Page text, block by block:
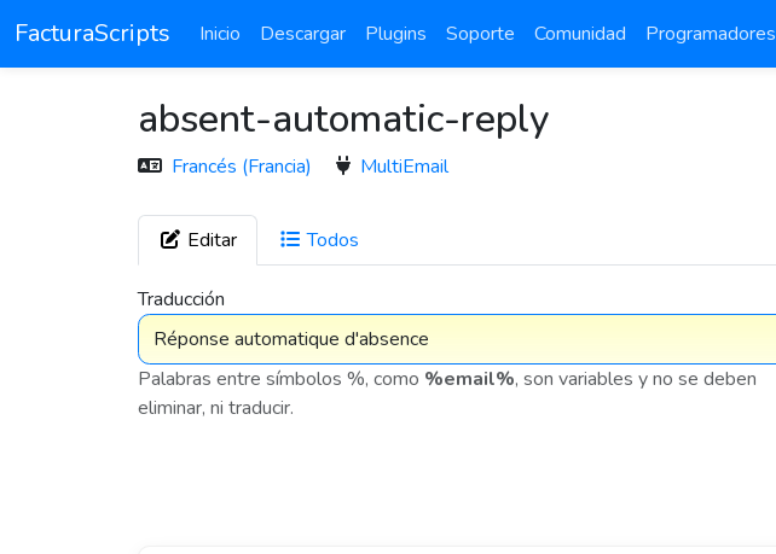
FacturaScripts Inicio Descargar Plugins Soporte Comunidad Programadores
absent-automatic-reply
Francés (Francia) MultiEmail
Editar Todos
Traducción
Palabras entre símbolos %, como %email%, son variables y no se deben
eliminar, ni traducir.